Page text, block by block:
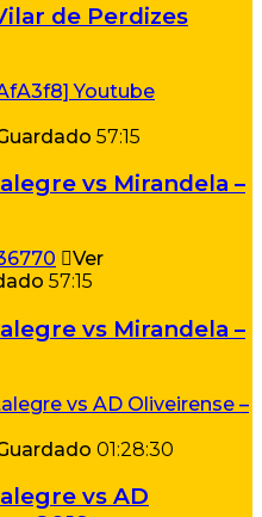
de Perdizes
57:15
vs Mirandela –
Ver
57:15
vs Mirandela –
01:28:30
vs AD